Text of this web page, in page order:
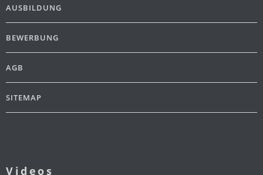
AUSBILDUNG
BEWERBUNG
AGB
SITEMAP
Videos